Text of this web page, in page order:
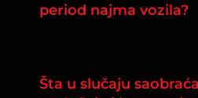
period najma vozila?
Šta u slučaju